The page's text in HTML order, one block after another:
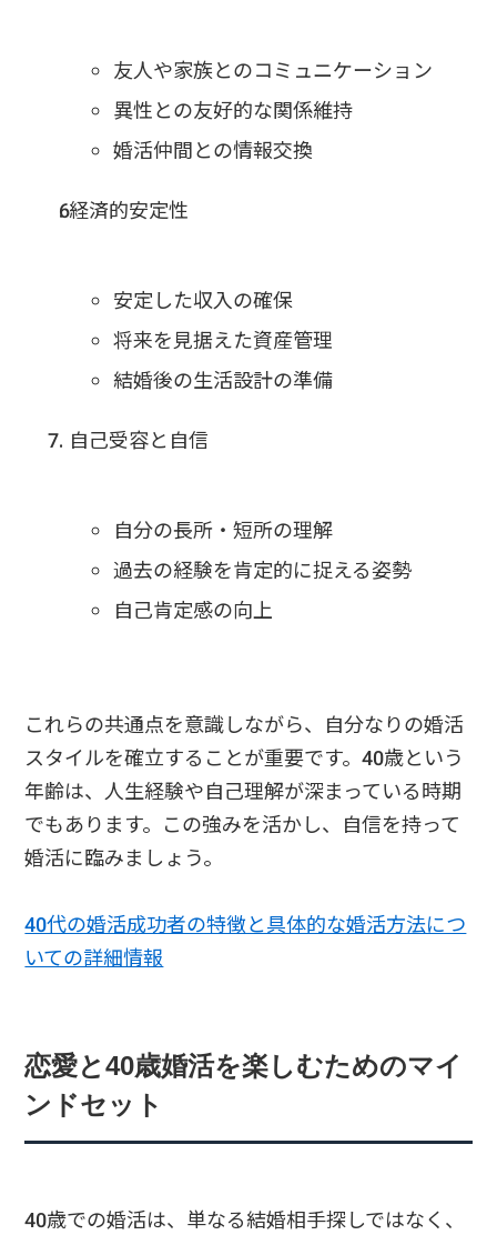
友人や家族とのコミュニケーション
異性との友好的な関係維持
婚活仲間との情報交換
経済的安定性
安定した収入の確保
将来を見据えた資産管理
結婚後の生活設計の準備
自己受容と自信
自分の長所・短所の理解
過去の経験を肯定的に捉える姿勢
自己肯定感の向上
これらの共通点を意識しながら、自分なりの婚活
スタイルを確立することが重要です。40歳という
年齢は、人生経験や自己理解が深まっている時期
でもあります。この強みを活かし、自信を持って
婚活に臨みましょう。
40代の婚活成功者の特徴と具体的な婚活方法につ
いての詳細情報
恋愛と40歳婚活を楽しむためのマイ
ンドセット
40歳での婚活は、単なる結婚相手探しではなく、